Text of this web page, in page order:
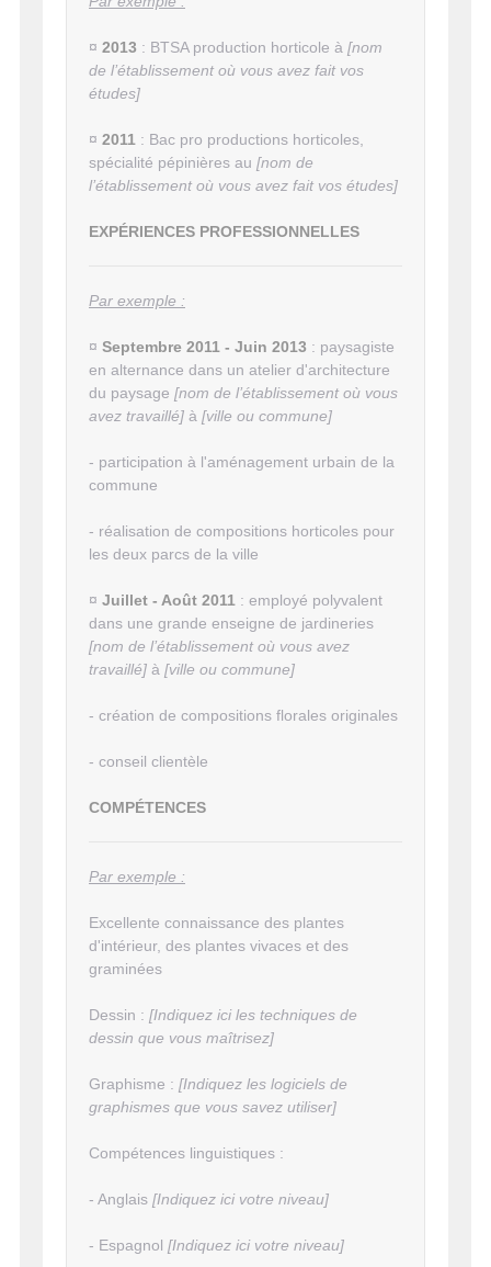
¤ 2013 : BTSA production horticole à [nom
de l’établissement où vous avez fait vos
études]
¤ 2011 : Bac pro productions horticoles,
spécialité pépinières au [nom de
l’établissement où vous avez fait vos études]
EXPÉRIENCES PROFESSIONNELLES
Par exemple :
¤ Septembre 2011 - Juin 2013 : paysagiste
en alternance dans un atelier d'architecture
du paysage [nom de l’établissement où vous
avez travaillé] à [ville ou commune]
- participation à l'aménagement urbain de la
commune
- réalisation de compositions horticoles pour
les deux parcs de la ville
¤ Juillet - Août 2011 : employé polyvalent
dans une grande enseigne de jardineries
[nom de l’établissement où vous avez
travaillé] à [ville ou commune]
- création de compositions florales originales
- conseil clientèle
COMPÉTENCES
Par exemple :
Excellente connaissance des plantes
d'intérieur, des plantes vivaces et des
graminées
Dessin : [Indiquez ici les techniques de
dessin que vous maîtrisez]
Graphisme : [Indiquez les logiciels de
graphismes que vous savez utiliser]
Compétences linguistiques :
- Anglais [Indiquez ici votre niveau]
- Espagnol [Indiquez ici votre niveau]